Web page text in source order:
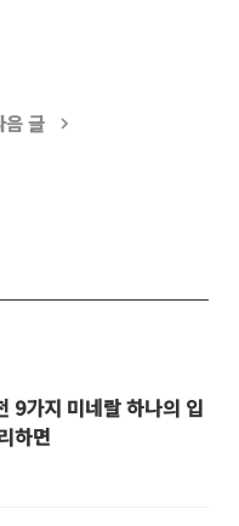
음 글
9가지 미네랄 하나의 입
하면